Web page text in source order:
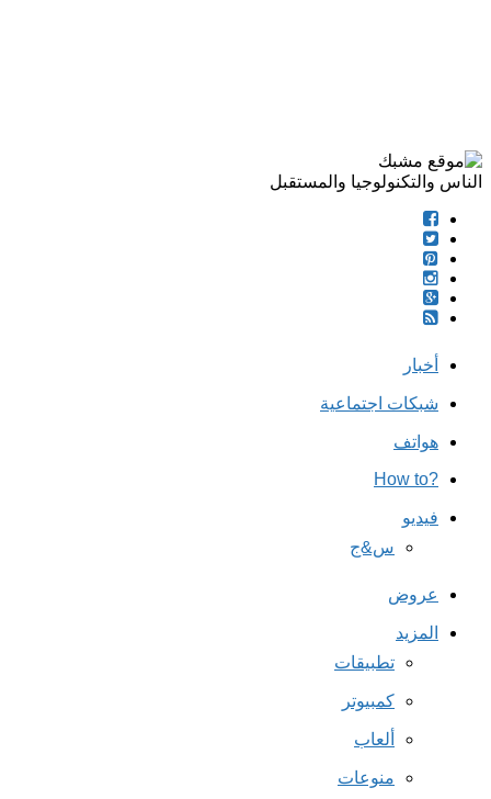
الناس والتكنولوجيا والمستقبل
أخبار
شبكات اجتماعية
هواتف
?How to
فيديو
س&ج
عروض
المزيد
تطبيقات
كمبيوتر
ألعاب
منوعات